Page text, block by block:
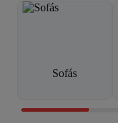
Sofás